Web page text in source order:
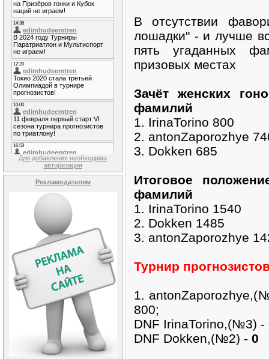
Для добавления необходима
авторизация
Рекламодателям
В отсутствии
лошадки" - и лучше
пять угаданных
призовых местах
Зачёт женских
фамилий
1. IrinaTorino 800
2. antonZaporozhye
3. Dokken 685
Итоговое
фамилий
1. IrinaTorino 1540
2. Dokken 1485
3. antonZaporozhye
Турнир
1.
800;
DNF IrinaTorino,(№3) -
DNF Dokken,(№2) - 0